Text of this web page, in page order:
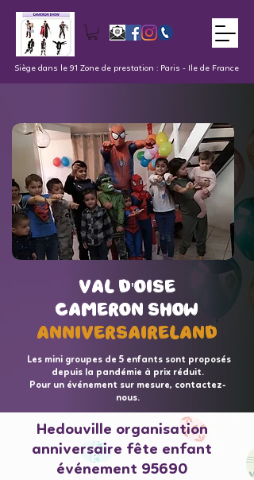
Siège dans le 91 Zone de prestation : Paris - Ile de France
val d'oise
Cameron Show
AnniversaireLand
val d'oise
Cameron Show
AnniversaireLand
Les mini groupes de 5 enfants sont proposés
depuis la pandémie à prix réduit.
Pour un événement sur mesure, contactez-
nous.
Hedouville organisation
anniversaire fête enfant
événement 95690